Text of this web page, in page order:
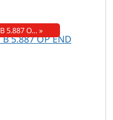
5.887 O… »